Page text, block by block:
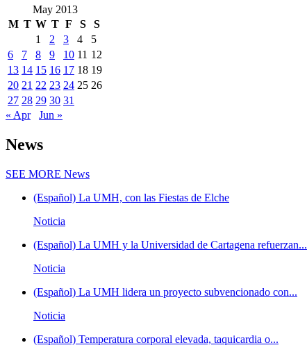
May 2013
M T W T F S
S
1
2 3 4
5
6
7 8 9 10 11 12
13 14 15 16 17 18 19
20 21 22 23 24 25 26
27 28 29 30 31
« Apr
Jun »
News
SEE MORE News
(Español) La UMH, con las Fiestas de Elche
Noticia
(Español) La UMH y la Universidad de Cartagena refuerzan...
Noticia
(Español) La UMH lidera un proyecto subvencionado con...
Noticia
(Español) Temperatura corporal elevada, taquicardia o...